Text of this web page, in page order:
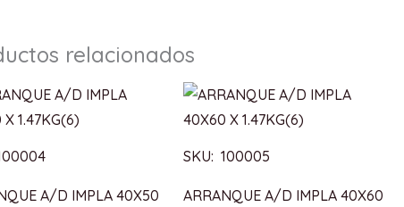
relacionados
A/D IMPLA 40X50
SKU: 100005
ARRANQUE A/D IMPLA 40X60